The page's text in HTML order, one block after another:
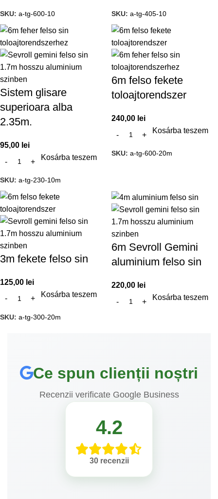
SKU: a-tg-600-10 SKU: a-tg-405-10
Sistem glisare
superioara alba
2.35m.
95,00 lei
Kosárba teszem
SKU: a-tg-230-10m
6m felso fekete
toloajtorendszer
240,00 lei
Kosárba teszem
SKU: a-tg-600-20m
3m fekete felso sin
125,00 lei
Kosárba teszem
SKU: a-tg-300-20m
6m Sevroll Gemini
aluminium felso sin
220,00 lei
Kosárba teszem
Ce spun clienții noștri
Recenzii verificate Google Business
4.2
30 recenzii